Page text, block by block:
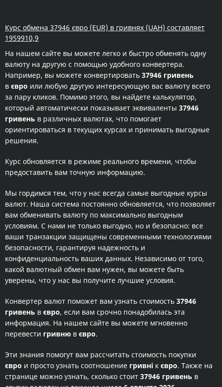
Курс обмена 37946 євро (EUR) в гривнях (UAH) составляет
1959910,9
На нашем сайте вы можете легко и быстро обменять одну
валюту на другую с помощью удобного конвертера.
Например, вы можете конвертировать 37946 гривень
в євро или любую другую интересующую вас валюту всего
за пару кликов. Помимо этого, вы найдете калькулятор,
который автоматически показывает эквиваленты 37946
гривень в различных валютах, что помогает
ориентироваться в текущих курсах и принимать выгодные
решения.
Курс обновляется в режиме реального времени, чтобы
предоставить вам точную информацию.
Мы гордимся тем, что у нас всегда самые выгодные курсы
валют. Наша система постоянно обновляется, что позволяет
вам обменивать валюту по максимально выгодным
условиям. С нами не только выгодно, но и безопасно: все
ваши транзакции защищены современными технологиями
безопасности, гарантируя надежность и
конфиденциальность ваших данных. Независимо от того,
какой валютный обмен вам нужен, вы можете быть
уверены, что у нас вы получите лучшие условия.
Конвертер валют поможет вам узнать стоимость 37946
гривень в євро, если вам срочно понадобилась эта
информация. На нашем сайте вы можете мгновенно
перевести гривню в євро.
Эти знания помогут вам рассчитать стоимость покупки
євро и просто узнать соотношение гривні к євро. Также на
странице можно узнать, сколько стоит 37946 гривень в